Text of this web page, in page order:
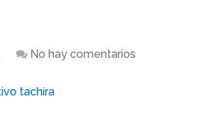
No hay comentarios